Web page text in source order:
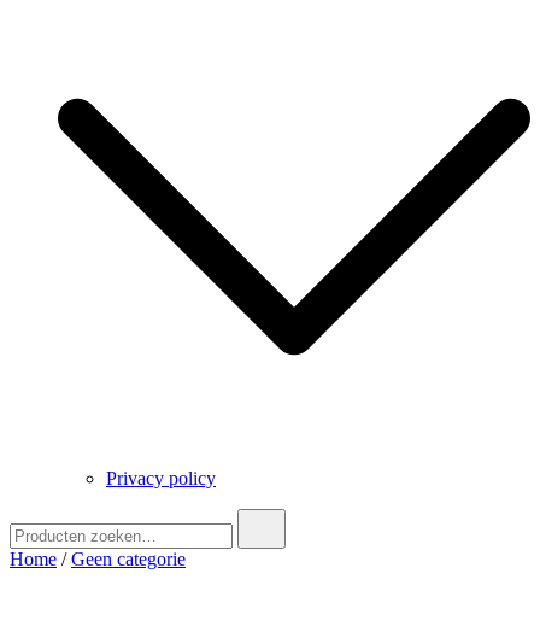
Privacy policy
naar:
Home /Geen categorie